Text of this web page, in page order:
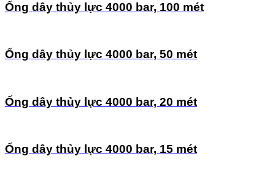
Ống dây thủy lực 4000 bar, 100 mét
Ống dây thủy lực 4000 bar, 50 mét
Ống dây thủy lực 4000 bar, 20 mét
Ống dây thủy lực 4000 bar, 15 mét